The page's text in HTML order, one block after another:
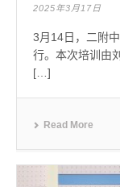
2025年3月17日
3月14日，二附
行。本次培训由
[…]
Read More